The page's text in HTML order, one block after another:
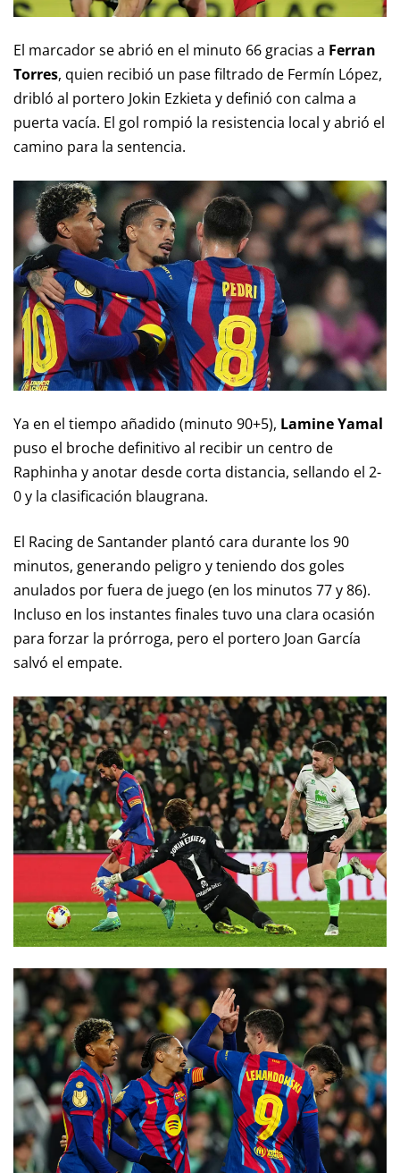
El marcador se abrió en el minuto 66 gracias a Ferran
Torres, quien recibió un pase filtrado de Fermín López,
dribló al portero Jokin Ezkieta y definió con calma a
puerta vacía. El gol rompió la resistencia local y abrió el
camino para la sentencia.
Ya en el tiempo añadido (minuto 90+5), Lamine Yamal
puso el broche definitivo al recibir un centro de
Raphinha y anotar desde corta distancia, sellando el 2-
0 y la clasificación blaugrana.
El Racing de Santander plantó cara durante los 90
minutos, generando peligro y teniendo dos goles
anulados por fuera de juego (en los minutos 77 y 86).
Incluso en los instantes finales tuvo una clara ocasión
para forzar la prórroga, pero el portero Joan García
salvó el empate.